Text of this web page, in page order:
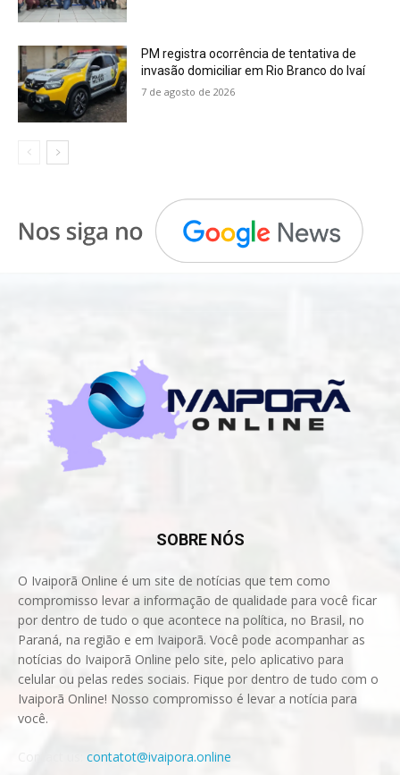
PM registra ocorrência de tentativa de
invasão domiciliar em Rio Branco do Ivaí
7 de agosto de 2026
SOBRE NÓS
O Ivaiporã Online é um site de notícias que tem como
compromisso levar a informação de qualidade para você ficar
por dentro de tudo o que acontece na política, no Brasil, no
Paraná, na região e em Ivaiporã. Você pode acompanhar as
notícias do Ivaiporã Online pelo site, pelo aplicativo para
celular ou pelas redes sociais. Fique por dentro de tudo com o
Ivaiporã Online! Nosso compromisso é levar a notícia para
você.
contatot@ivaipora.online